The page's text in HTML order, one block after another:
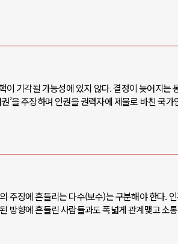
기각될 가능성에 있지 않다. 결정이 늦어지는
’을 주장하며 인권을 권력자에 제물로 바친 국
주장에 흔들리는 다수(보수)는 구분해야 한다.
방향에 흔들린 사람들과도 폭넓게 관계맺고 소